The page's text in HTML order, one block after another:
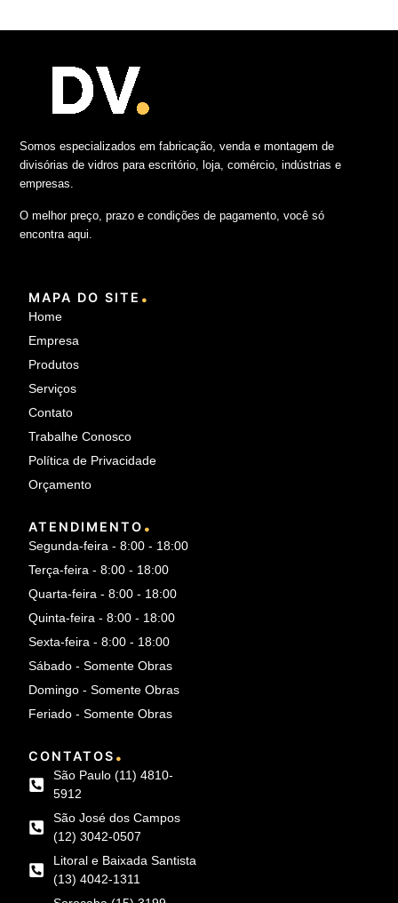
Somos especializados em fabricação, venda e montagem de
divisórias de vidros para escritório, loja, comércio, indústrias e
empresas.
O melhor preço, prazo e condições de pagamento, você só
encontra aqui.
MAPA DO SITE .
Home
Empresa
Produtos
Serviços
Contato
Trabalhe Conosco
Política de Privacidade
Orçamento
ATENDIMENTO .
Segunda-feira - 8:00 - 18:00
Terça-feira - 8:00 - 18:00
Quarta-feira - 8:00 - 18:00
Quinta-feira - 8:00 - 18:00
Sexta-feira - 8:00 - 18:00
Sábado - Somente Obras
Domingo - Somente Obras
Feriado - Somente Obras
CONTATOS .
São Paulo (11) 4810-
5912
São José dos Campos
(12) 3042-0507
Litoral e Baixada Santista
(13) 4042-1311